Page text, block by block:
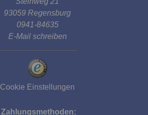
93059 Regensburg
0941-84635
E-Mail schreiben
Cookie Einstellungen
Zahlungsmethoden: